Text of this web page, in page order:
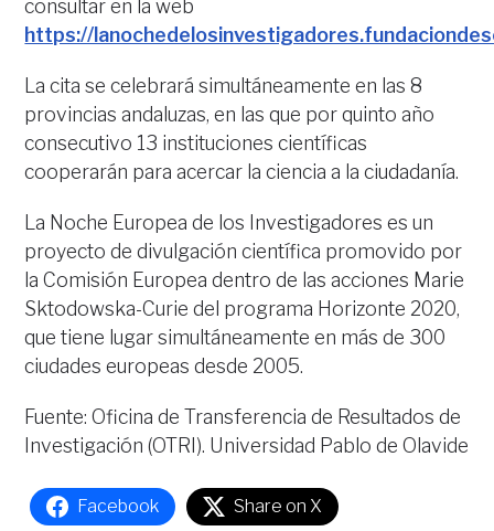
consultar en la web
https://
La cita se celebrará simultáneamente en las 8
provincias andaluzas, en las que por quinto año
consecutivo 13 instituciones científicas
cooperarán para acercar la ciencia a la ciudadanía.
La Noche Europea de los Investigadores es un
proyecto de divulgación científica promovido por
la Comisión Europea dentro de las acciones Marie
Sktodowska-Curie del programa Horizonte 2020,
que tiene lugar simultáneamente en más de 300
ciudades europeas desde 2005.
Fuente: Oficina de Transferencia de Resultados de
Investigación (OTRI). Universidad Pablo de Olavide
Facebook Share on X